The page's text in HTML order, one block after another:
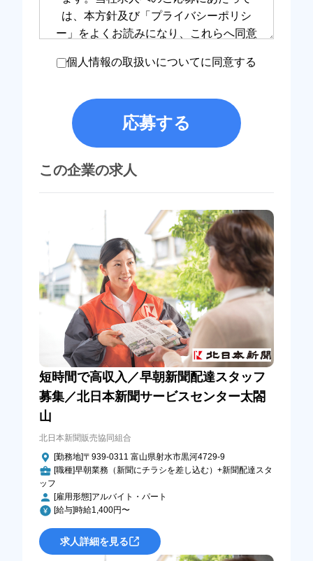
個人情報の取扱いについてに同意する
応募する
この企業の求人
短時間で高収入／早朝新聞配達スタッフ
募集／北日本新聞サービスセンター太閤
山
北日本新聞販売協同組合
[勤務地]〒939-0311 富山県射水市黒河4729-9
[職種]早朝業務（新聞にチラシを差し込む）+新聞配達スタ
ッフ
[雇用形態]アルバイト・パート
[給与]時給1,400円〜
求人詳細を見る